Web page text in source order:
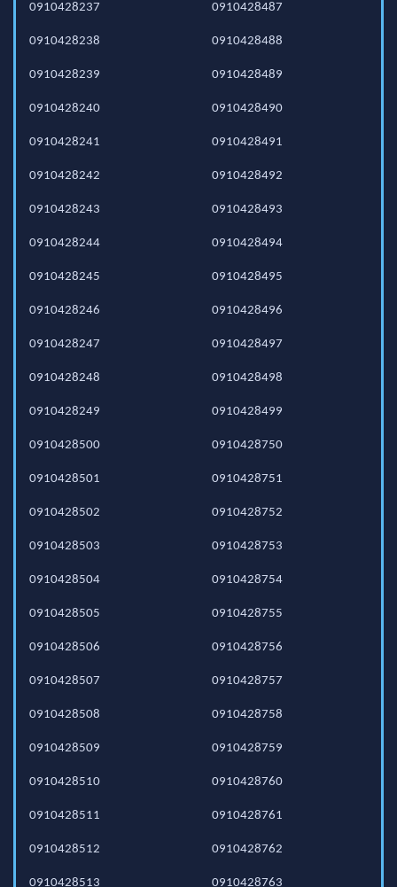
0910428237
0910428238
0910428239
0910428240
0910428241
0910428242
0910428243
0910428244
0910428245
0910428246
0910428247
0910428248
0910428249
0910428487
0910428488
0910428489
0910428490
0910428491
0910428492
0910428493
0910428494
0910428495
0910428496
0910428497
0910428498
0910428499
0910428500
0910428501
0910428502
0910428503
0910428504
0910428505
0910428506
0910428507
0910428508
0910428509
0910428510
0910428511
0910428512
0910428513
0910428750
0910428751
0910428752
0910428753
0910428754
0910428755
0910428756
0910428757
0910428758
0910428759
0910428760
0910428761
0910428762
0910428763